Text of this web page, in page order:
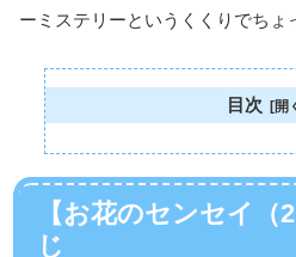
ーミステリーというくくりでちょ
目次
【お花のセンセイ（
じ